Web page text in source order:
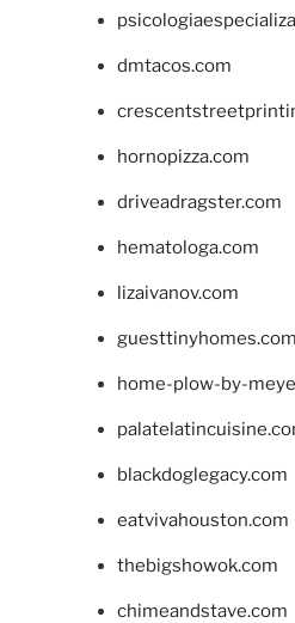
dmtacos.com
hornopizza.com
driveadragster.com
hematologa.com
lizaivanov.com
guesttinyhomes.com
home-plow-by-
blackdoglegacy.com
eatvivahouston.com
thebigshowok.com
chimeandstave.com